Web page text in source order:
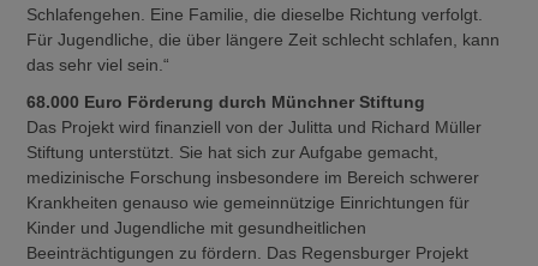
Schlafengehen. Eine Familie, die dieselbe Richtung verfolgt.
Für Jugendliche, die über längere Zeit schlecht schlafen, kann
das sehr viel sein.“
68.000 Euro Förderung durch Münchner Stiftung
Das Projekt wird finanziell von der Julitta und Richard Müller
Stiftung unterstützt. Sie hat sich zur Aufgabe gemacht,
medizinische Forschung insbesondere im Bereich schwerer
Krankheiten genauso wie gemeinnützige Einrichtungen für
Kinder und Jugendliche mit gesundheitlichen
Beeinträchtigungen zu fördern. Das Regensburger Projekt